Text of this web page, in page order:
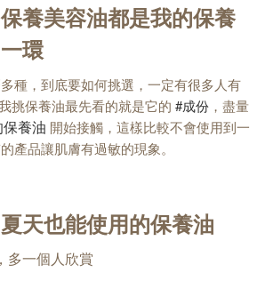
養美容油都是我的保養
環
種， 到底要如何挑選，一定有很多人有
挑保養油最先看的就是它的 #成份 ， 盡量
養油 開始接觸， 這樣比較不會使用到一
產品讓肌膚有過敏的現象。
天也能使用的保養油
多一個人欣賞